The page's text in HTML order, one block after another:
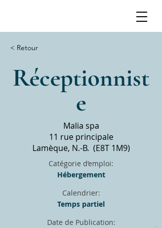
< Retour
Réceptionnist
e
Malia spa
11 rue principale
Lamèque, N.-B. (E8T 1M9)
Catégorie d’emploi:
Hébergement
Calendrier:
Temps partiel
Date de Publication: